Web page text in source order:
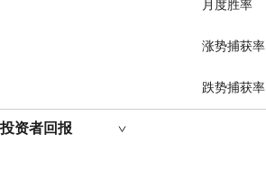
月度胜率
涨势捕获率
跌势捕获率
投资者回报